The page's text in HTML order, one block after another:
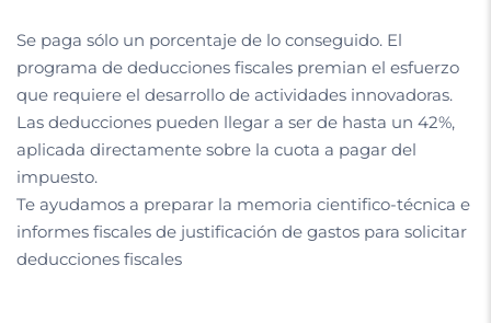
Se paga sólo un porcentaje de lo conseguido. El
programa de deducciones fiscales premian el esfuerzo
que requiere el desarrollo de actividades innovadoras.
Las deducciones pueden llegar a ser de hasta un 42%,
aplicada directamente sobre la cuota a pagar del
impuesto.
Te ayudamos a preparar la memoria cientifico-técnica e
informes fiscales de justificación de gastos para solicitar
deducciones fiscales